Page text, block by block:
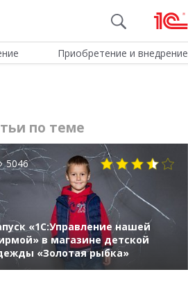
Приобретение и внедрение
по теме
5046
«1С:Управление нашей
в магазине детской
«Золотая рыбка»